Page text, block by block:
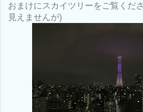
おまけにスカイツリーをご覧くだ
見えませんが)